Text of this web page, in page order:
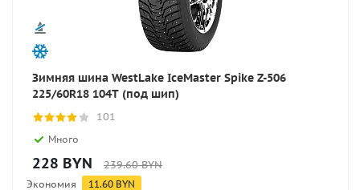
Зимняя шина WestLake IceMaster Spike Z-506
225/60R18 104T (под шип)
101
Много
228 BYN 239.60BYN
Экономия 11.60 BYN